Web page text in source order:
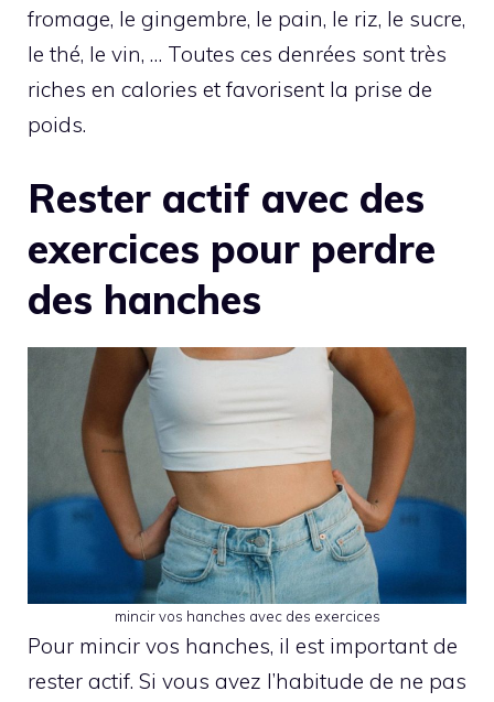
fromage, le gingembre, le pain, le riz, le sucre,
le thé, le vin, … Toutes ces denrées sont très
riches en calories et favorisent la prise de
poids.
Rester actif avec des
exercices pour perdre
des hanches
mincir vos hanches avec des exercices
Pour mincir vos hanches, il est important de
rester actif. Si vous avez l’habitude de ne pas